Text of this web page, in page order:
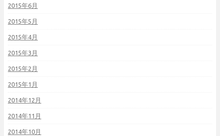
2015年6月
2015年5月
2015年4月
2015年3月
2015年2月
2015年1月
2014年12月
2014年11月
2014年10月